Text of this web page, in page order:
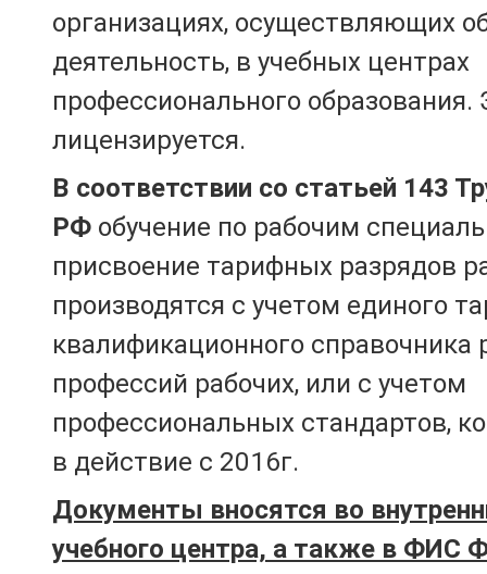
организациях, осуществляющих
деятельность, в учебных центрах
профессионального образования.
лицензируется.
В соответствии со статьей 143
РФ обучение по рабочим
присвоение тарифных разрядов
производятся с учетом единого
квалификационного справочника
профессий рабочих, или с учетом
профессиональных стандартов,
в действие с 2016г.
Документы вносятся во
учебного центра, а также в ФИС